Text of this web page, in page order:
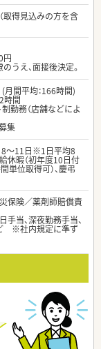
取得見込みの方を含
円
うえ、面接後決定。
間平均：166時間)
時間
勤務（店舗などによ
集
8～11日※1日平均8
休暇（初年度10日付
単位取得可）、慶弔
保険／薬剤師賠償責
手当、深夜勤務手当、
※社内規定に準ず